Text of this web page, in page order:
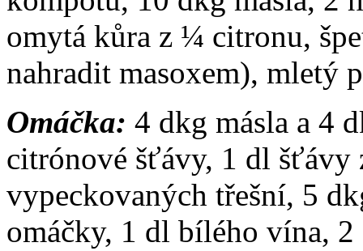
omytá kůra z ¼ citronu,
nahradit masoxem), mletý
Omáčka: 4 dkg másla a 4
citrónové šťávy, 1 dl šťávy
vypeckovaných třešní, 5
omáčky, 1 dl bílého vína,